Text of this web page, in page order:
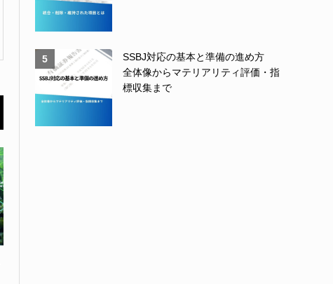
5
SSBJ対応の基本と準備の進め方
全体像からマテリアリティ評価・指
標収集まで